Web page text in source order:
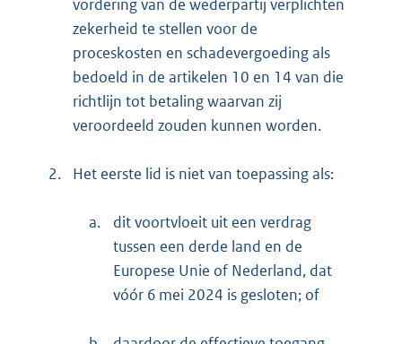
vordering van de wederpartij verplichten
zekerheid te stellen voor de
proceskosten en schadevergoeding als
bedoeld in de artikelen 10 en 14 van die
richtlijn tot betaling waarvan zij
veroordeeld zouden kunnen worden.
2. Het eerste lid is niet van toepassing als:
a.
dit voortvloeit uit een verdrag
tussen een derde land en de
Europese Unie of Nederland, dat
vóór 6 mei 2024 is gesloten; of